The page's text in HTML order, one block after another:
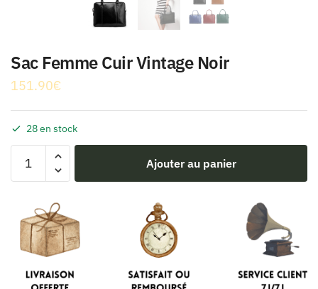
Sac Femme Cuir Vintage Noir
151.90€
28 en stock
Sac
Cuir
Vintage
Noir
Ajouter au panier